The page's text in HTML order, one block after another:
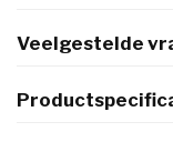
Veelgestelde